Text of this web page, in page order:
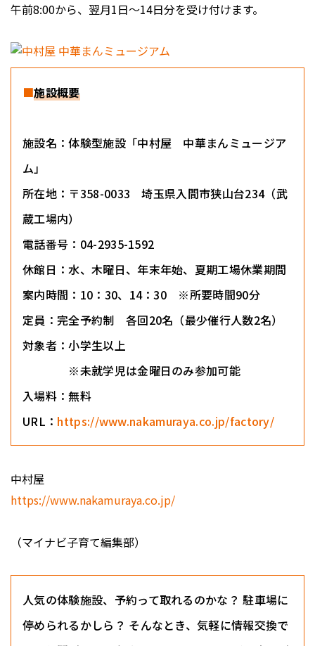
午前8:00から、翌月1日～14日分を受け付けます。
■施設概要
施設名：体験型施設「中村屋 中華まんミュージア
ム」
所在地：〒358-0033 埼玉県入間市狭山台234（武
蔵工場内）
電話番号：04-2935-1592
休館日：水、木曜日、年末年始、夏期工場休業期間
案内時間：10：30、14：30 ※所要時間90分
定員：完全予約制 各回20名（最少催行人数2名）
対象者：小学生以上
※未就学児は金曜日のみ参加可能
入場料：無料
URL： https://www.nakamuraya.co.jp/factory/
中村屋
https://www.nakamuraya.co.jp/
（マイナビ子育て編集部）
人気の体験施設、予約って取れるのかな？ 駐車場に
停められるかしら？ そんなとき、気軽に情報交換で